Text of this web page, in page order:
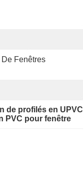
Fenêtres
de profilés en UPVC
PVC pour fenêtre